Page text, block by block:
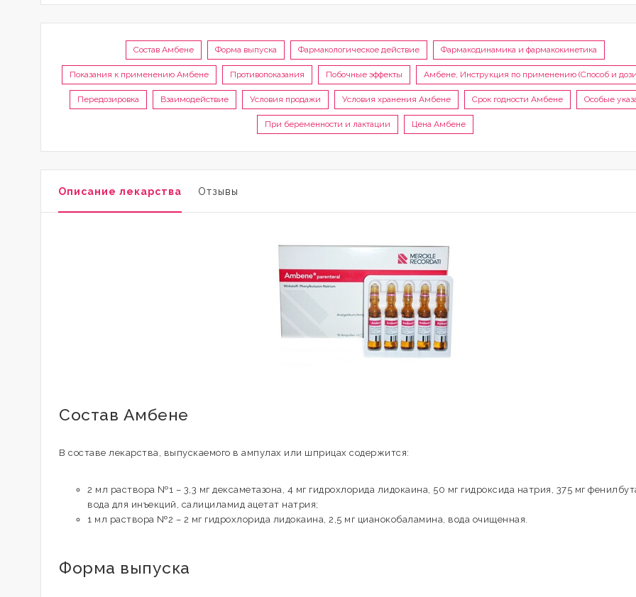
Состав Амбене Форма выпуска Фармакологическое действие Фармакодинамика и фармакокинетика
Показания к применению Амбене Противопоказания Побочные эффекты Амбене, Инструкция по применению (Способ и
Передозировка Взаимодействие Условия продажи Условия хранения Амбене Срок годности Амбене Особые
При беременности и лактации Цена Амбене
Описание лекарства Отзывы
Состав Амбене
В составе лекарства, выпускаемого в ампулах или шприцах содержится:
2 мл раствора №1 – 3,3 мг дексаметазона, 4 мг гидрохлорида лидокаина, 50 мг гидроксида натрия, 375 мг
вода для инъекций, салициламид ацетат натрия;
1 мл раствора №2 – 2 мг гидрохлорида лидокаина, 2,5 мг цианокобаламина, вода очищенная.
Форма выпуска